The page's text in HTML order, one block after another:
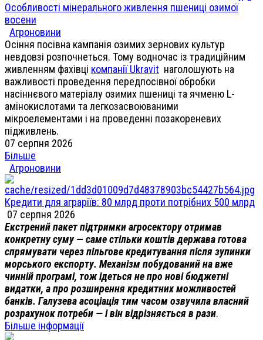
Особливості мінерального живлення пшениці озимої
восени
Агроновини
Осіння посівна кампанія озимих зернових культур
невдовзі розпочнеться. Тому водночас із традиційним
живленням фахівці компанії Ukravit наголошують на
важливості проведення передпосівної обробки
насіннєвого матеріалу озимих пшениці та ячменю L-
амінокислотами та легкозасвоюваними
мікроелементами і на проведенні позакореневих
підживлень.
07 серпня 2026
Більше
Агроновини
Кредити для аграріїв: 80 млрд проти потрібних 500 млрд
07 серпня 2026
Екстрений пакет підтримки агросектору отримав
конкретну суму — саме стільки коштів держава готова
спрямувати через пільгове кредитування після зупинки
морського експорту. Механізм побудований на вже
чинній програмі, тож ідеться не про нові бюджетні
видатки, а про розширення кредитних можливостей
банків. Галузева асоціація тим часом озвучила власний
розрахунок потреби — і він відрізняється в рази.
Більше інформації